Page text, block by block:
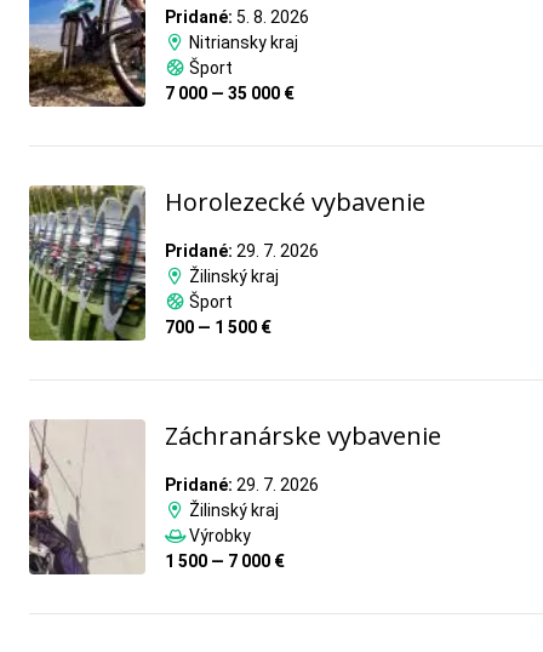
Pridané: 5. 8. 2026
Nitriansky kraj
Šport
7 000 — 35 000 €
Horolezecké vybavenie
Pridané: 29. 7. 2026
Žilinský kraj
Šport
700 — 1 500 €
Záchranárske vybavenie
Pridané: 29. 7. 2026
Žilinský kraj
Výrobky
1 500 — 7 000 €